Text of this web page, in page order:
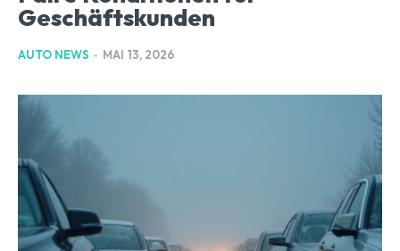
Geschäftskunden
AUTO NEWS - MAI 13, 2026